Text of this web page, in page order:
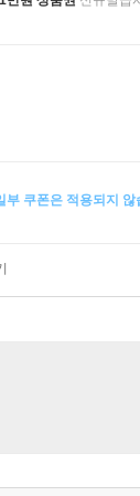
부 쿠폰은 적용되지 않